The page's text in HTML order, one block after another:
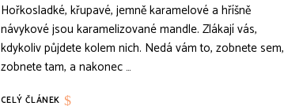
Hořkosladké, křupavé, jemně karamelové a hříšně
návykové jsou karamelizované mandle. Zlákají vás,
kdykoliv půjdete kolem nich. Nedá vám to, zobnete sem,
zobnete tam, a nakonec …
CELÝ ČLÁNEK